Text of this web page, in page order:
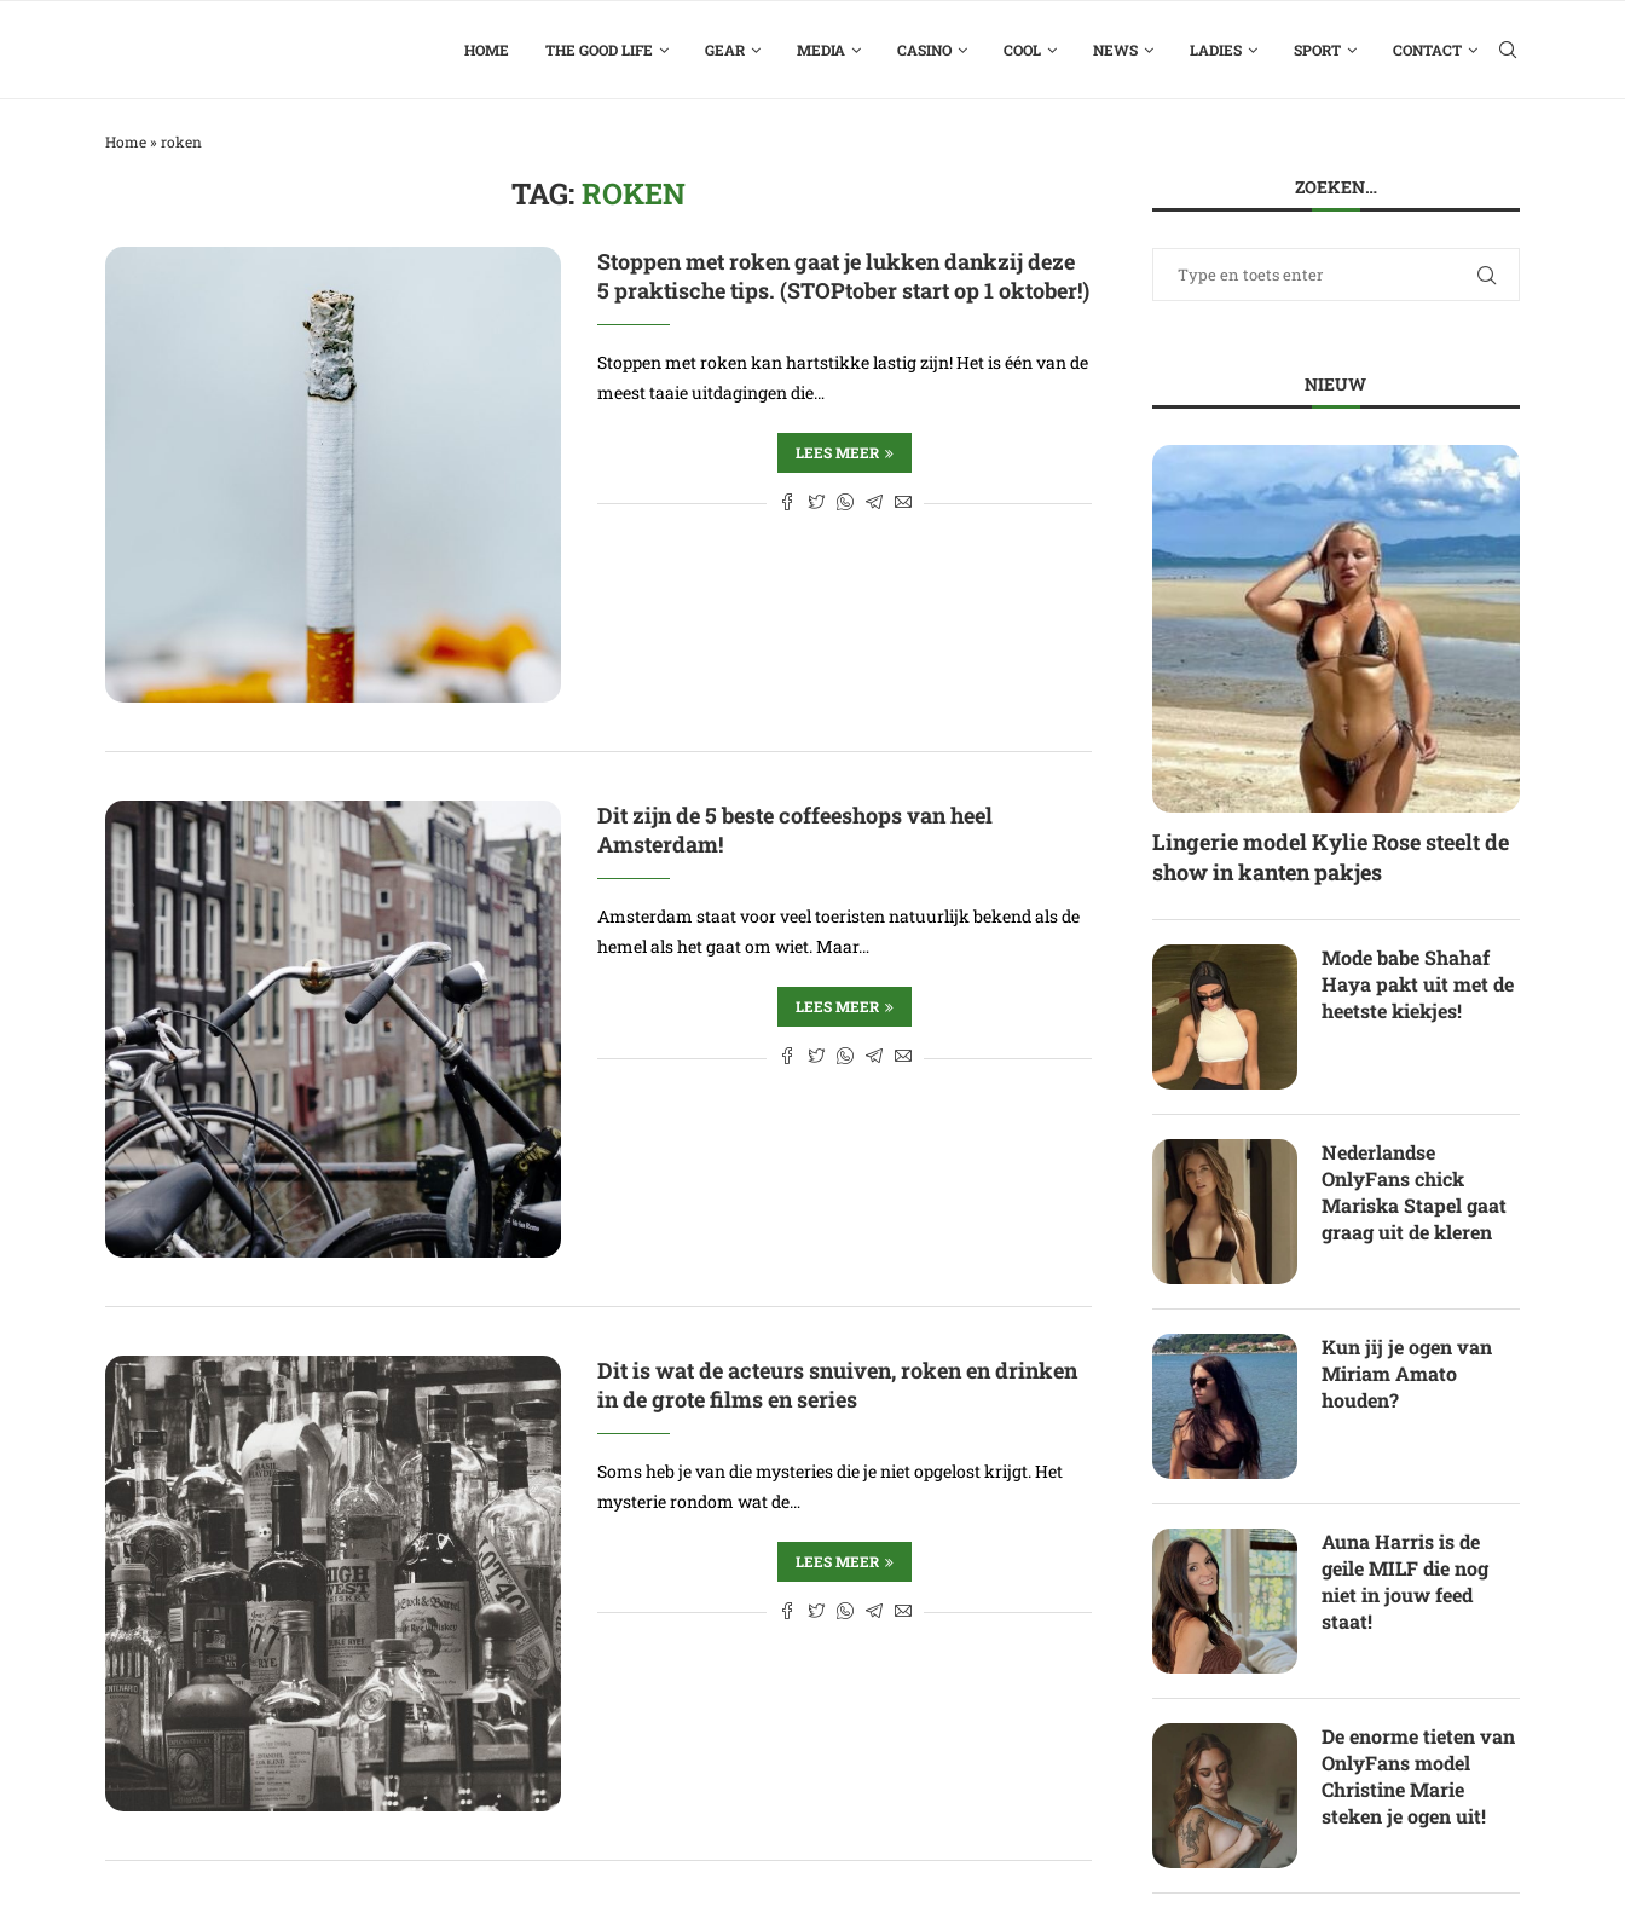
HOME THE GOOD LIFE GEAR MEDIA CASINO COOL NEWS LADIES SPORT CONTACT
Home» roken
TAG:ROKEN
Stoppen met roken gaat je lukken dankzij deze
5 praktische tips. (STOPtober start op 1 oktober!)
Stoppen met roken kan hartstikke lastig zijn! Het is één van de
meest taaie uitdagingen die…
LEES MEER
Dit zijn de 5 beste coffeeshops van heel
Amsterdam!
Amsterdam staat voor veel toeristen natuurlijk bekend als de
hemel als het gaat om wiet. Maar…
LEES MEER
Dit is wat de acteurs snuiven, roken en drinken
in de grote films en series
Soms heb je van die mysteries die je niet opgelost krijgt. Het
mysterie rondom wat de…
LEES MEER
ZOEKEN…
NIEUW
Lingerie model Kylie Rose steelt de
show in kanten pakjes
Mode babe Shahaf
Haya pakt uit met de
heetste kiekjes!
Nederlandse
OnlyFans chick
Mariska Stapel gaat
graag uit de kleren
Kun jij je ogen van
Miriam Amato
houden?
Auna Harris is de
geile MILF die nog
niet in jouw feed
staat!
De enorme tieten van
OnlyFans model
Christine Marie
steken je ogen uit!